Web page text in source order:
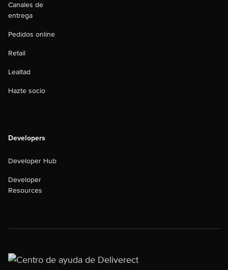
Canales de
entrega
Pedidos online
Retail
Lealtad
Hazte socio
Developers
Developer Hub
Developer
Resources